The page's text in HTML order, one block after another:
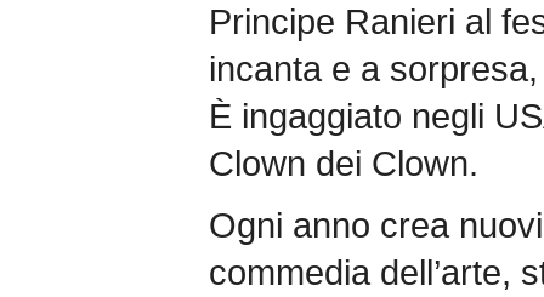
Principe Ranieri al
incanta e a
È ingaggiato negli
Clown dei Clown.
Ogni anno crea
commedia dell’arte,